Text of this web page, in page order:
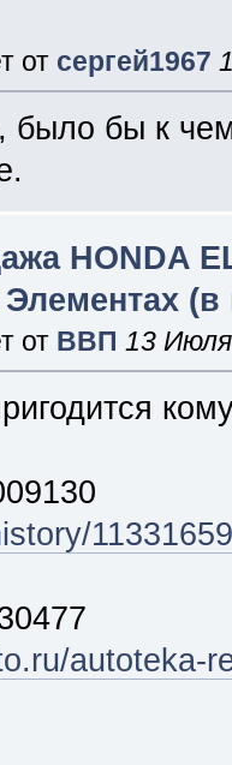
от сергей1967
бы к
HONDA
от ВВП 13
autoteka-